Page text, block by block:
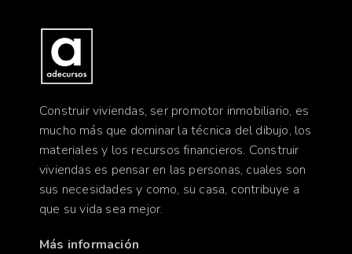
Construir viviendas, ser promotor inmobiliario, es
mucho más que dominar la técnica del dibujo, los
materiales y los recursos financieros. Construir
viviendas es pensar en las personas, cuales son
sus necesidades y como, su casa, contribuye a
que su vida sea mejor.
Más información